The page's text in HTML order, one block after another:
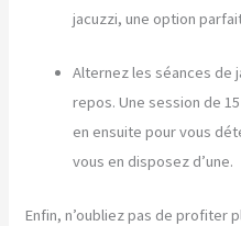
jacuzzi, une option
Alternez les séances de
repos. Une session de
en ensuite pour vous
vous en disposez d’une.
Enfin, n’oubliez pas de profiter